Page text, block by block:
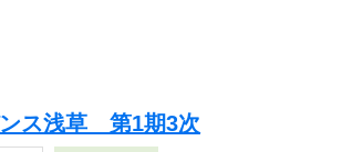
ス浅草 第1期3次